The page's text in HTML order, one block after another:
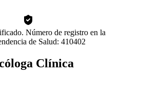
Número de registro en la
de Salud: 410402
Clínica